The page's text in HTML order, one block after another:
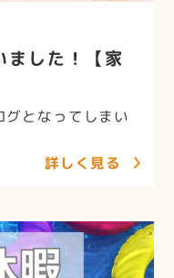
ました！【家
となってしまい
詳しく見る